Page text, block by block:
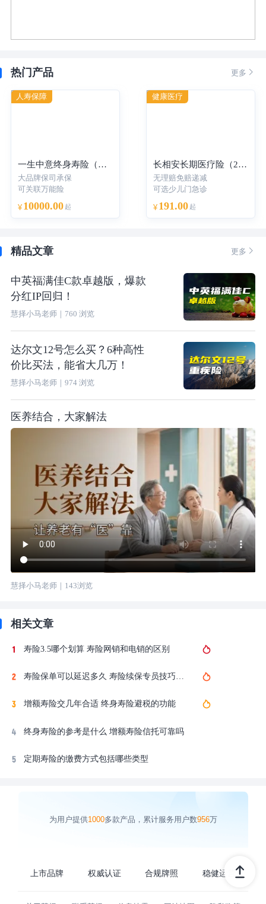
热门产品 更多 
一生中意终身寿险（分红型）-年交
大品牌保司承保
可关联万能险
¥ 10000.00 起
人寿保障
长相安长期医疗险（20年保证续保）—个人版
无理赔免赔递减
可选少儿门急诊
¥ 191.00 起
健康医疗
精品文章 更多 
中英福满佳C款卓越版，爆款
分红IP回归！
慧择小马老师｜ 760 浏览
达尔文12号怎么买？6种高性
价比买法，能省大几万！
慧择小马老师｜ 974浏览
医养结合，大家解法
慧择小马老师｜ 143浏览
相关文章
寿险3.5哪个划算 寿险网销和电销的区别
增额寿险交几年合适 终身寿险避税的功能
终身寿险的参考是什么 增额寿险信托可靠吗
定期寿险的缴费方式包括哪些类型
为用户提供1000多款产品，累计服务用户数956万
上市品牌 权威认证 合规牌照 稳健运营